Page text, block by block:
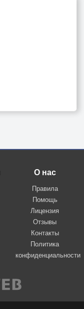
О нас
Правила
Помощь
Лицензия
Отзывы
Контакты
Политика
конфиденциальности